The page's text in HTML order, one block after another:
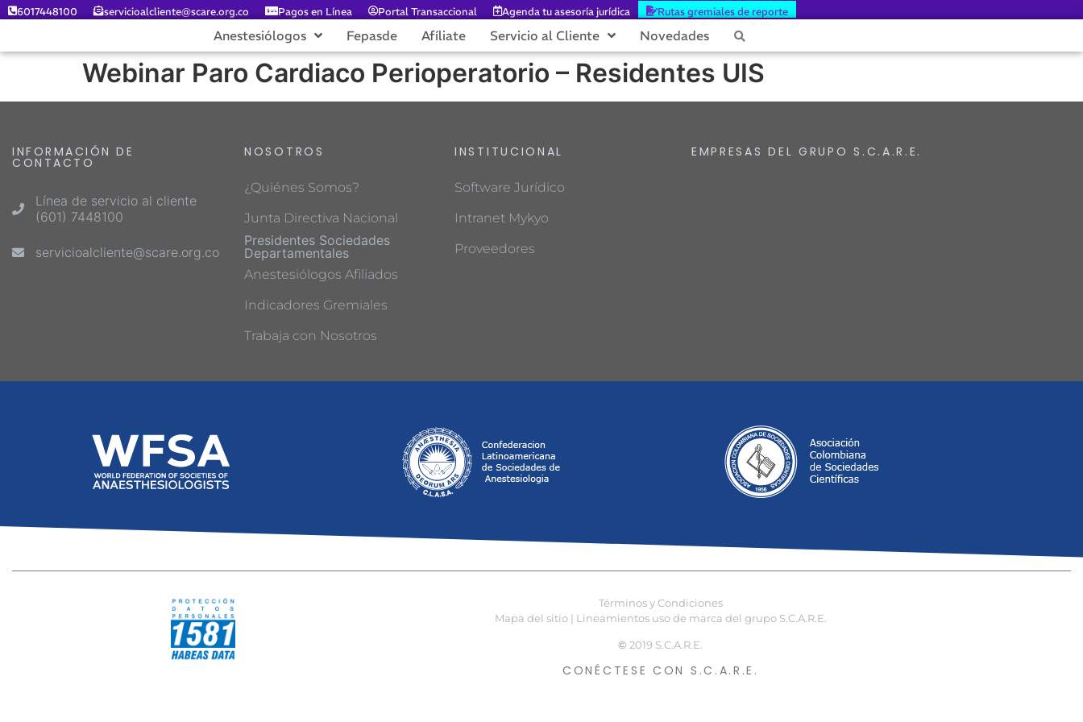
6017448100 servicioalcliente@scare.org.co Pagos en Línea Portal Transaccional Agenda tu asesoría jurídica Rutas gremiales de reporte
Anestesiólogos Fepasde Afíliate Servicio al Cliente Novedades
Webinar Paro Cardiaco Perioperatorio – Residentes UIS
INFORMACIÓN DE
CONTACTO
Línea de servicio al cliente
(601) 7448100
servicioalcliente@scare.org.co
NOSOTROS
¿Quiénes Somos?
Junta Directiva Nacional
Presidentes Sociedades
Departamentales
Anestesiólogos Afiliados
Indicadores Gremiales
Trabaja con Nosotros
INSTITUCIONAL
Software Jurídico
Intranet Mykyo
Proveedores
EMPRESAS DEL GRUPO S.C.A.R.E.
Términos y Condiciones
Mapa del sitio |
Lineamientos uso de marca del grupo S.C.A.R.E.
©2019 S.C.A.R.E.
CONÉCTESE CON S.C.A.R.E.